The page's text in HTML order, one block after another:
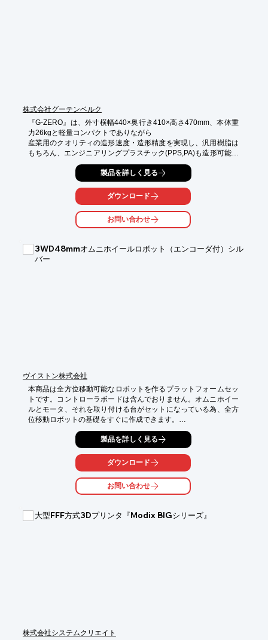
株式会社グーテンベルク
『G-ZERO』は、外寸横幅440×奥行き410×高さ470mm、本体重
力26kgと軽量コンパクトでありながら
産業用のクオリティの造形速度・造形精度を実現し、汎用樹脂は
もちろん、エンジニアリングプラスチック(PPS,PA)も造形可能な
3Dプリンタです。
オフィスはもちろん工場のラインに気軽に設置できるため、工場
のライン部品や治具の内製化が可能になり、外注製作依頼に比
べ、大幅なコスト削減と納期短縮を実現します。
町工場の金属加工技術で作られた高剛性フレームは、一般的な高
ができます。
製品を詳しく見る
ダウンロード
お問い合わせ
3WD48mmオムニホイールロボット（エンコーダ付）シル
バー
ヴイストン株式会社
本商品は全方位移動可能なロボットを作るプラットフォームセッ
トです。コントローラボードは含んでおりません。オムニホイー
ルとモータ、それを取り付ける台がセットになっている為、全方
位移動ロボットの基礎をすぐに作成できます。
セットに含まれるアルミボードには穴が空いており、コントロー
ラやセンサ等の搭載も可能です。お好きなマイコンボードを搭載
して全方位移動の学習や開発などに活用いただけます。
※詳しくはお気軽にお問い合わせ下さい。
製品を詳しく見る
ダウンロード
お問い合わせ
大型FFF方式3Dプリンタ『Modix BIGシリーズ』
株式会社システムクリエイト